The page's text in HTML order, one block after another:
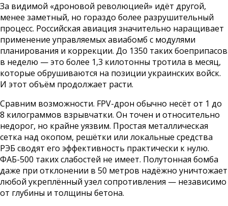
За видимой «дроновой революцией» идёт другой,
менее заметный, но гораздо более разрушительный
процесс. Российская авиация значительно наращивает
применение управляемых авиабомб с модулями
планирования и коррекции. До 1350 таких боеприпасов
в неделю — это более 1,3 килотонны тротила в месяц,
которые обрушиваются на позиции украинских войск.
И этот объём продолжает расти.
Сравним возможности. FPV-дрон обычно несёт от 1 до
8 килограммов взрывчатки. Он точен и относительно
недорог, но крайне уязвим. Простая металлическая
сетка над окопом, решётки или локальные средства
РЭБ сводят его эффективность практически к нулю.
ФАБ-500 таких слабостей не имеет. Полутонная бомба
даже при отклонении в 50 метров надёжно уничтожает
любой укреплённый узел сопротивления — независимо
от глубины и толщины бетона.